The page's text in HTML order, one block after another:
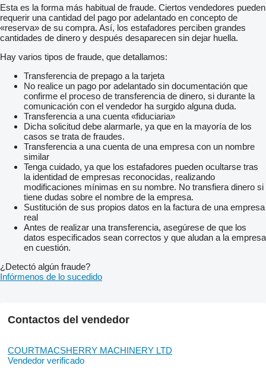
Esta es la forma más habitual de fraude. Ciertos vendedores pueden
requerir una cantidad del pago por adelantado en concepto de
«reserva» de su compra. Así, los estafadores perciben grandes
cantidades de dinero y después desaparecen sin dejar huella.
Hay varios tipos de fraude, que detallamos:
Transferencia de prepago a la tarjeta
No realice un pago por adelantado sin documentación que
confirme el proceso de transferencia de dinero, si durante la
comunicación con el vendedor ha surgido alguna duda.
Transferencia a una cuenta «fiduciaria»
Dicha solicitud debe alarmarle, ya que en la mayoría de los
casos se trata de fraudes.
Transferencia a una cuenta de una empresa con un nombre
similar
Tenga cuidado, ya que los estafadores pueden ocultarse tras
la identidad de empresas reconocidas, realizando
modificaciones mínimas en su nombre. No transfiera dinero si
tiene dudas sobre el nombre de la empresa.
Sustitución de sus propios datos en la factura de una empresa
real
Antes de realizar una transferencia, asegúrese de que los
datos especificados sean correctos y que aludan a la empresa
en cuestión.
¿Detectó algún fraude?
Infórmenos de lo sucedido
Contactos del vendedor
COURTMACSHERRY MACHINERY LTD
Vendedor verificado